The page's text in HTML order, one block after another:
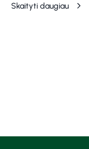
Skaityti daugiau